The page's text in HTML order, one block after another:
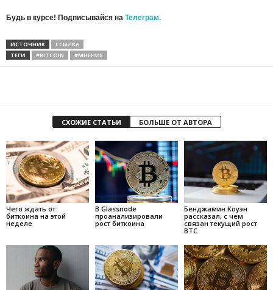
Будь в курсе! Подписывайся на Телеграм.
ИСТОЧНИК
ССЫЛКА
ТЕГИ
#BITCOIN #МНЕНИЕ
СХОЖИЕ СТАТЬИ БОЛЬШЕ ОТ АВТОРА
Чего ждать от
биткоина на этой
неделе
В Glassnode
проанализировали
рост биткоина
Бенджамин Коуэн
рассказал, с чем
связан текущий рост
BTC